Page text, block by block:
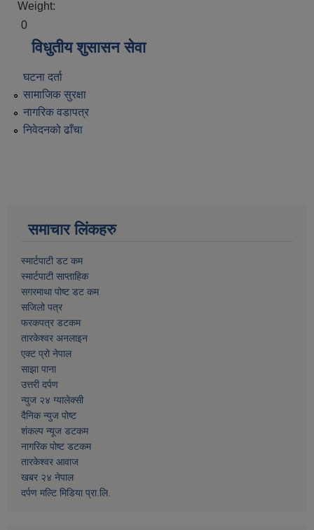
Weight:
0
विधुतीय शुसासन सेवा
घटना दर्ता
सामाजिक सुरक्षा
नागरिक वडापत्र
निवेदनको ढाँचा
समाचार लिंकहरु
स्मार्टपाटी डट कम
स्मार्टपाटी साप्ताहिक
सगरमाथा पोष्ट डट कम
सजिलो पत्र
फरकपत्र डटकम
तारकेश्वर अनलाइन
एक्ट प्रो नेपाल
साझा पाना
उत्तरी दर्पण
न्युज २४ ग्यालेक्सी
दैनिक न्युज पोष्ट
शंकल्प न्यूज डटकम
नागरिक पोष्ट डटकम
तारकेश्वर आवाज
खबर २४ नेपाल
दर्पण मल्टि मिडिया प्रा.लि.